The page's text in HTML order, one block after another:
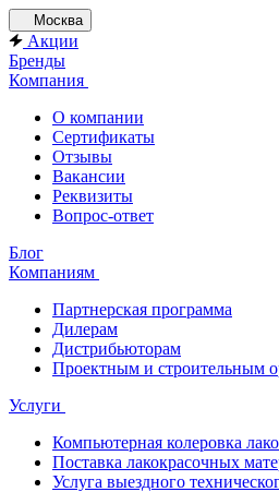
Москва
Акции
Бренды
Компания
О компании
Сертификаты
Отзывы
Вакансии
Реквизиты
Вопрос-ответ
Блог
Компаниям
Партнерская программа
Дилерам
Дистрибьюторам
Проектным и строительным
Услуги
Компьютерная колеровка
Поставка лакокрасочных
Услуга выездного